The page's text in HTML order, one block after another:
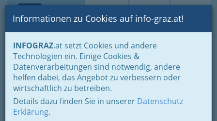
Suche Login Toggle
Informationen zu Cookies auf info-graz.at!
INFOGRAZ.at setzt Cookies und andere
Technologien ein. Einige Cookies &
Datenverarbeitungen sind notwendig, andere
helfen dabei, das Angebot zu verbessern oder
wirtschaftlich zu betreiben.
Details dazu finden Sie in unserer Datenschutz
Erklärung.
Home Branchen
Bauen - der Weg zum eigenen Haus
Immobilienbüros, Immobilienmakler, Immobilienverwalter und
Immobilientreuhänder
Christian Pölzl - CP
Immobilientreuhand
Fürstenfelderstrasse 49, 8200 Gleisdorf